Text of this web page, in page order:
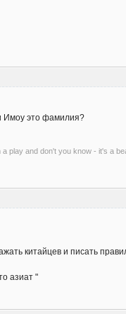
Имоу это фамилия?
play and don't you know - it's a
китайцев и писать
азиат "